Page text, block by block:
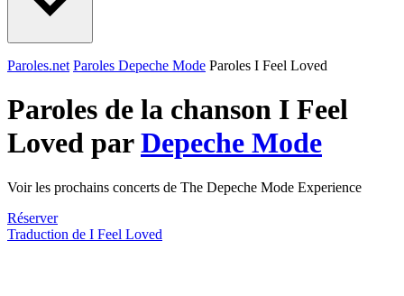
Paroles.net Paroles Depeche Mode Paroles I Feel Loved
Paroles de la chanson I Feel
Loved parDepeche Mode
Voir les prochains concerts de The Depeche Mode Experience
Réserver
Traduction de I Feel Loved